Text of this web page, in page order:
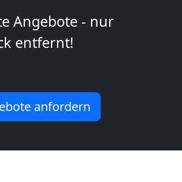
Angebote - nur
entfernt!
anfordern